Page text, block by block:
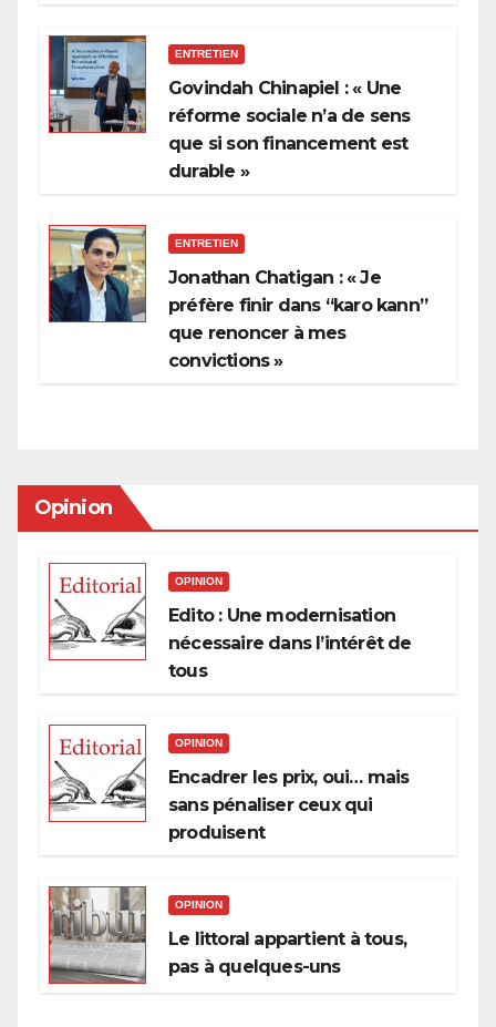
ENTRETIEN
Govindah Chinapiel : « Une
réforme sociale n’a de sens
que si son financement est
durable »
ENTRETIEN
Jonathan Chatigan : « Je
préfère finir dans “karo kann”
que renoncer à mes
convictions »
Opinion
OPINION
Edito : Une modernisation
nécessaire dans l’intérêt de
tous
OPINION
Encadrer les prix, oui… mais
sans pénaliser ceux qui
produisent
OPINION
Le littoral appartient à tous,
pas à quelques-uns